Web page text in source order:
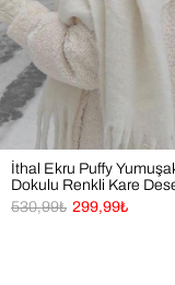
İthal Ekru Puffy
Dokulu Renkli Kare
Atkı Şal Omuz Şalı
299,99₺
530,99₺